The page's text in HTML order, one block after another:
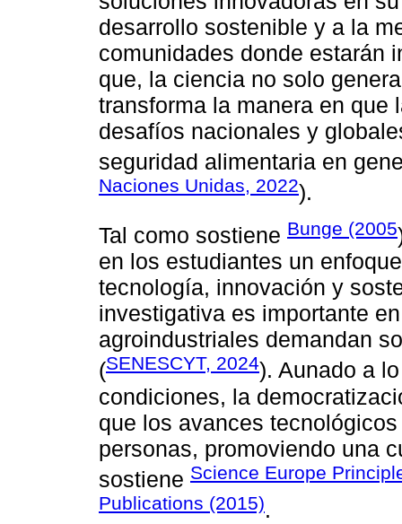
desarrollo sostenible y a la
comunidades donde estarán
que, la ciencia no solo
transforma la manera en que
desafíos nacionales y
seguridad alimentaria en
Naciones Unidas, 2022).
Tal como sostiene Bunge (2005
en los estudiantes un
tecnología, innovación y
investigativa es importante
agroindustriales demandan
(SENESCYT, 2024). Aunado a
condiciones, la
que los avances
personas, promoviendo una
sostiene Science Europe
Publications (2015).